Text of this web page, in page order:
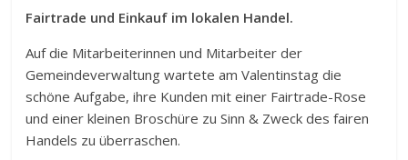
Fairtrade und Einkauf im lokalen Handel.
Auf die Mitarbeiterinnen und Mitarbeiter der
Gemeindeverwaltung wartete am Valentinstag die
schöne Aufgabe, ihre Kunden mit einer Fairtrade-Rose
und einer kleinen Broschüre zu Sinn & Zweck des fairen
Handels zu überraschen.